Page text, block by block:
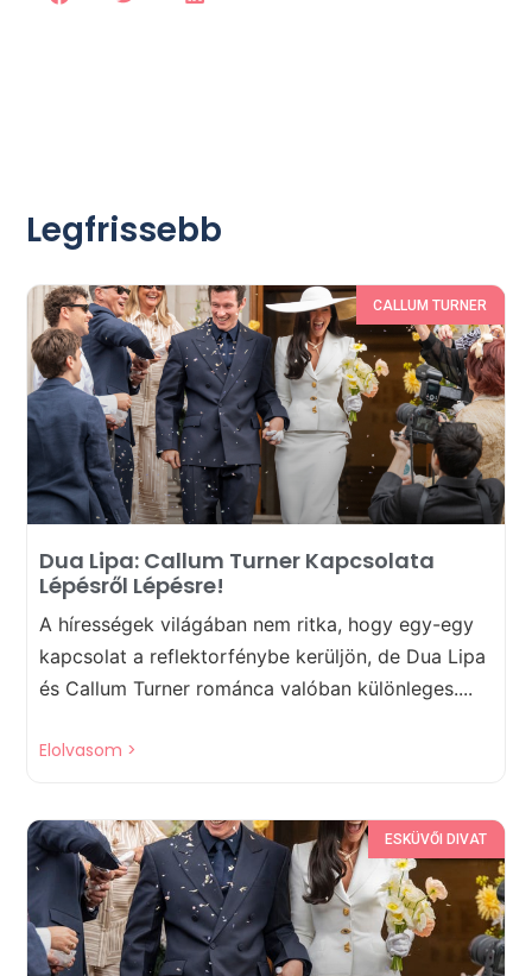
Legfrissebb
CALLUM TURNER
Dua Lipa: Callum Turner Kapcsolata
Lépésről Lépésre!
A hírességek világában nem ritka, hogy egy-egy
kapcsolat a reflektorfénybe kerüljön, de Dua Lipa
és Callum Turner románca valóban különleges....
Elolvasom >
ESKÜVŐI DIVAT